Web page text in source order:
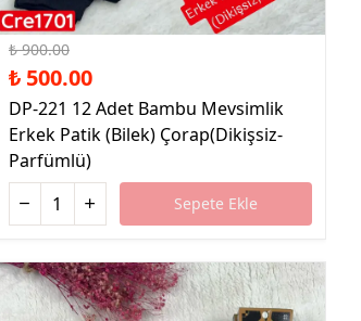
%44 İndirim
₺ 900.00
₺ 500.00
DP-221 12 Adet Bambu Mevsimlik
Erkek Patik (Bilek) Çorap(Dikişsiz-
Parfümlü)
Sepete Ekle